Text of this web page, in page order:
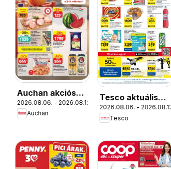
Auchan akciós
újság
2026.08.06. - 2026.08.12.
Auchan
Tesco aktuális
akciós újság
2026.08.06. - 2026.08.12.
Tesco